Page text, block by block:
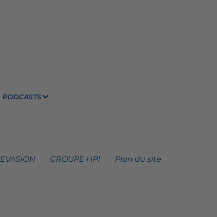
PODCASTS
GROUPE HPI Plan du site